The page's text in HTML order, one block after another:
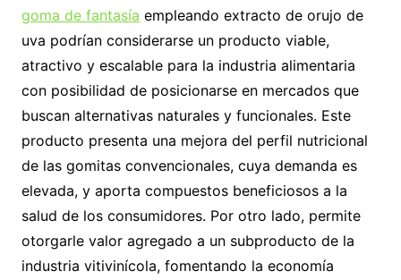
goma de fantasía empleando extracto de orujo de
uva podrían considerarse un producto viable,
atractivo y escalable para la industria alimentaria
con posibilidad de posicionarse en mercados que
buscan alternativas naturales y funcionales. Este
producto presenta una mejora del perfil nutricional
de las gomitas convencionales, cuya demanda es
elevada, y aporta compuestos beneficiosos a la
salud de los consumidores. Por otro lado, permite
otorgarle valor agregado a un subproducto de la
industria vitivinícola, fomentando la economía